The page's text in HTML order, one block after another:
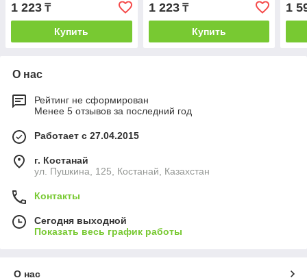
1 223 ₸
Купить
1 223₸
Купить
1
О нас
Рейтинг не сформирован
Менее 5 отзывов за последний год
Работает с 27.04.2015
г. Костанай
ул. Пушкина, 125, Костанай, Казахстан
Контакты
Сегодня выходной
Показать весь график работы
О нас